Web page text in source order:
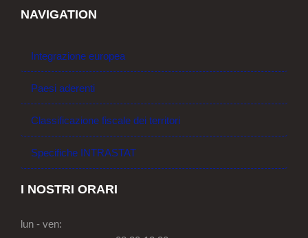
NAVIGATION
Integrazione europea
Paesi aderenti
Classificazione fiscale dei territori
Specifiche INTRASTAT
I NOSTRI ORARI
lun - ven: